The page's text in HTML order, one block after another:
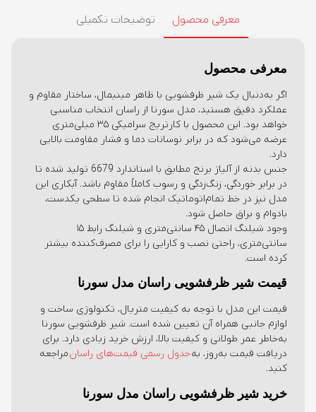
معرفی محصول توضیحات تکمیلی
معرفی محصول
اگر به‌دنبال یک شیر ظرفشویی با ظاهر مینیمال، ساختار مقاوم و
عملکرد دقیق هستید، مدل سورنا از راسان انتخاب مناسبی
خواهد بود. این محصول با کارتریج سرامیکی ۳۵ میلی‌متری
عرضه می‌شود که در برابر نوسانات دما و فشار مقاومت بالایی
دارد.
جنس بدنه از آلیاژ برنج مطابق با استاندارد 6679 تولید شده تا
در برابر خوردگی، زنگ‌زدگی و رسوب کاملاً مقاوم باشد. آبکاری این
مدل نیز در خط تمام‌اتوماتیک انجام شده تا سطحی یکدست،
بادوام و براق حاصل شود.
وجود شیلنگ اتصال ۴۵ سانتی‌متری و شیلنگ رابط ۱۵
سانتی‌متری، راحتی نصب و کارایی را برای مصرف‌کننده بیشتر
کرده است.
قیمت شیر ظرفشویی راسان مدل سورنا
قیمت این مدل با توجه به کیفیت متریال، تکنولوژی ساخت و
لوازم جانبی همراه آن تعیین شده است. شیر ظرفشویی سورنا
به‌خاطر عمر طولانی و کیفیت بالا، ارزش خرید زیادی دارد. برای
دریافت قیمت به‌روز، بهجدول رسمی قیمت‌های راسانمراجعه
کنید.
خرید شیر ظرفشویی راسان مدل سورنا